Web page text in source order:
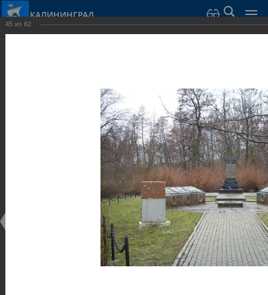
КАЛИНИНГРАД
Скульптуры и мемориалы
45 из 62